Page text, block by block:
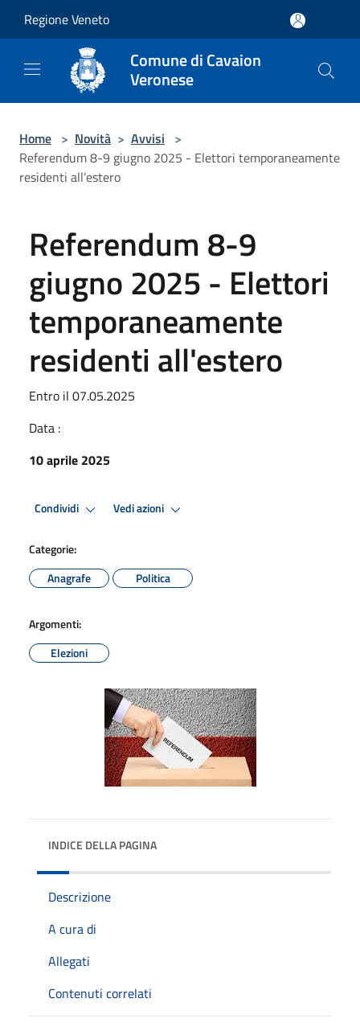
Regione Veneto
Comune di Cavaion
Veronese
Home > Novità > Avvisi >
Referendum 8-9 giugno 2025 - Elettori temporaneamente
residenti all'estero
Referendum 8-9
giugno 2025 - Elettori
temporaneamente
residenti all'estero
Entro il 07.05.2025
Data :
10 aprile 2025
Condividi Vedi azioni
Categorie:
Anagrafe
Politica
Argomenti:
Elezioni
INDICE DELLA PAGINA
Descrizione
A cura di
Allegati
Contenuti correlati